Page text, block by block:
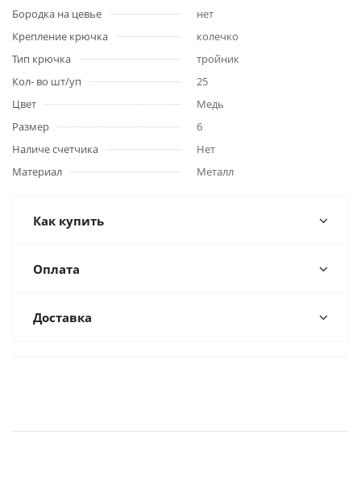
Бородка на цевье
нет
Крепление крючка
колечко
Тип крючка
тройник
Кол- во шт/уп
25
Цвет
Медь
Размер
6
Наличе счетчика
Нет
Материал
Металл
Как купить
Оплата
Доставка